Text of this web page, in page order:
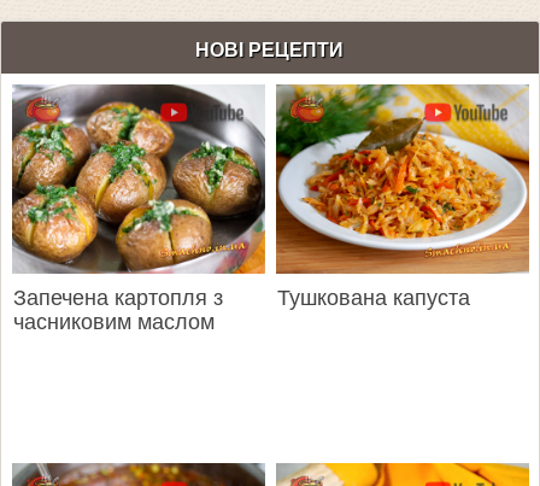
НОВІ РЕЦЕПТИ
Запечена картопля з
часниковим маслом
Тушкована капуста